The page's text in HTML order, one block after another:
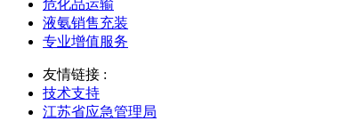
危化品运输
液氨销售充装
专业增值服务
友情链接 :
技术支持
江苏省应急管理局